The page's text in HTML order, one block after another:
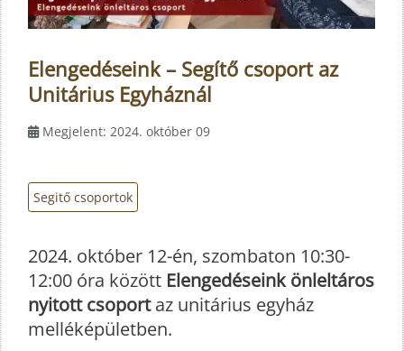
Elengedéseink – Segítő csoport az
Unitárius Egyháznál
Megjelent: 2024. október 09
Segitő csoportok
2024. október 12-én, szombaton 10:30-
12:00 óra között Elengedéseink önleltáros
nyitott csoportaz unitárius egyház
melléképületben.